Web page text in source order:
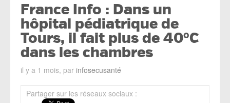
France Info : Dans un
hôpital pédiatrique de
Tours, il fait plus de 40°C
dans les chambres
il y a 1 mois, par infosecusanté
Partager sur les réseaux sociaux :